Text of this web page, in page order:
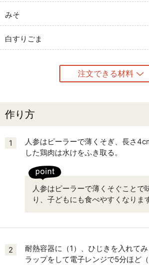
みそ
白すりごま
注文できる材料
作り方
1
人参はピーラーで薄くそぎ、長さ
した鶏肉は水けをふき取る。
人参はピーラーで薄くそぐことで
り、子どもにも食べやすくなりま
2
耐熱容器に（1）、ひじきを入れてみ
ラップをして電子レンジで5分ほど